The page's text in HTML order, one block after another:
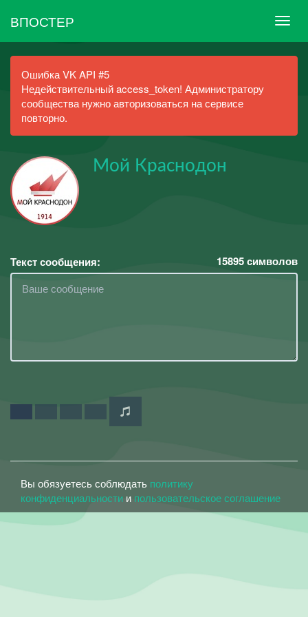
ВПОСТЕР
Ошибка VK API #5
Недействительный access_token! Администратору
сообщества нужно авторизоваться на сервисе
повторно.
Мой Краснодон
Текст сообщения: 15895символов
Вы обязуетесь соблюдать политику
конфиденциальности и пользовательское соглашение